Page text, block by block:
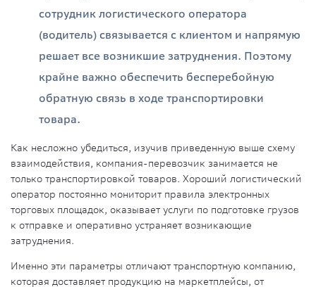
сотрудник логистического оператора
(водитель) связывается с клиентом и напрямую
решает все возникшие затруднения. Поэтому
крайне важно обеспечить бесперебойную
обратную связь в ходе транспортировки
товара.
Как несложно убедиться, изучив приведенную выше схему
взаимодействия, компания-перевозчик занимается не
только транспортировкой товаров. Хороший логистический
оператор постоянно мониторит правила электронных
торговых площадок, оказывает услуги по подготовке грузов
к отправке и оперативно устраняет возникающие
затруднения.
Именно эти параметры отличают транспортную компанию,
которая доставляет продукцию на маркетплейсы, от